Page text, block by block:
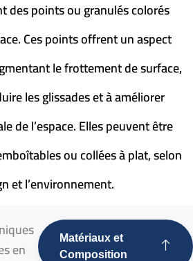
des points ou granulés colorés
Ces points offrent un aspect
le frottement de surface,
les glissades et à améliorer
de l’espace. Elles peuvent être
ou collées à plat, selon
et l’environnement.
en
Matériaux et
Composition